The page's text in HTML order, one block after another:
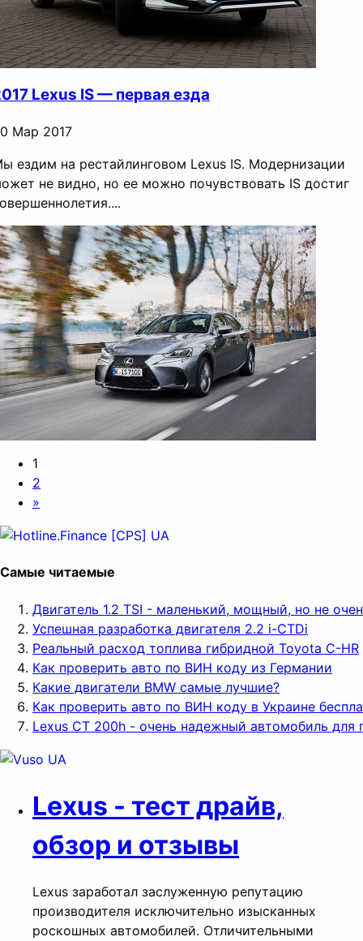
Lexus IS — первая езда
Мар 2017
ездим на рестайлинговом Lexus IS. Модернизации
не видно, но ее можно почувствовать IS достиг
1
2
»
Самые читаемые
Двигатель 1.2 TSI - маленький, мощный, но не
Успешная разработка двигателя 2.2 i-CTDi
Реальный расход топлива гибридной Toyota C-HR
Как проверить авто по ВИН коду из Германии
Какие двигатели BMW самые лучшие?
Как проверить авто по ВИН коду в Украине
Lexus CT 200h - очень надежный автомобиль для
Lexus - тест драйв,
обзор и отзывы
Lexus заработал заслуженную репутацию
производителя исключительно изысканных
роскошных автомобилей. Отличительными